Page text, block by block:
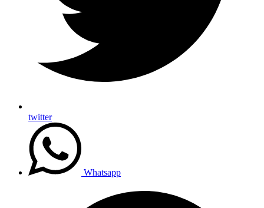
twitter
Whatsapp